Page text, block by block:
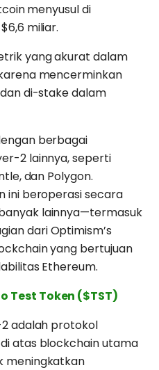
menyusul di
miliar.
yang akurat dalam
mencerminkan
di-stake dalam
berbagai
2 lainnya, seperti
dan Polygon.
ini beroperasi secara
lainnya—termasuk
dari Optimism’s
yang bertujuan
Ethereum.
Test Token ($TST)
adalah protokol
atas blockchain utama
meningkatkan